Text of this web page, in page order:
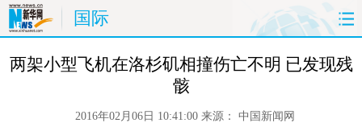
国际
首页 时政 国际 财经
两架小型飞机在洛杉矶相撞伤亡不明 已发现残
骸
2016年02月06日 10:41:00 来源： 中国新闻网